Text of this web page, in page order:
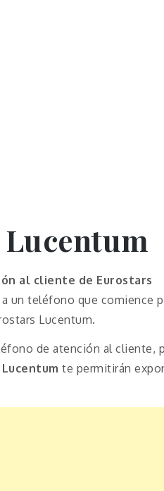
al cliente de Eurostars
un teléfono que comience
Lucentum.
de atención al cliente,
te permitirán